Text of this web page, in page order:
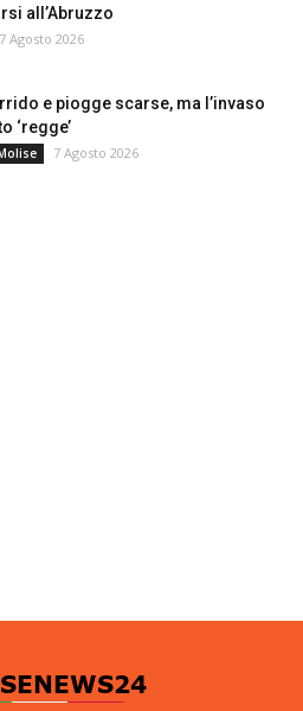
all’Abruzzo
7 Agosto 2026
e piogge scarse, ma l’invaso
‘regge’
7 Agosto 2026